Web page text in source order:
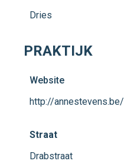
Dries
PRAKTIJK
Website
http://annestevens.be/
Straat
Drabstraat